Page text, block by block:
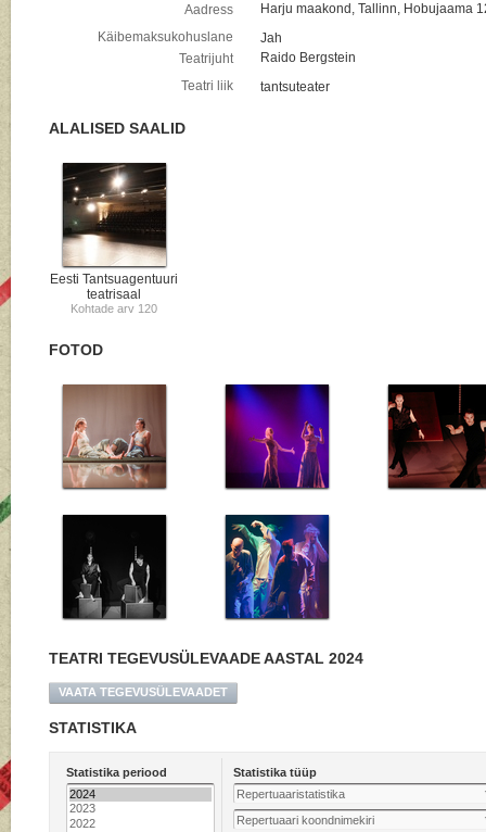
Aadress
Harju maakond, Tallinn,
Käibemaksukohuslane
Jah
Teatrijuht
Raido Bergstein
Teatri liik
tantsuteater
ALALISED SAALID
Eesti Tantsuagentuuri
teatrisaal
Kohtade arv 120
FOTOD
TEATRI TEGEVUSÜLEVAADE AASTAL 2024
VAATA TEGEVUSÜLEVAADET
STATISTIKA
Statistika periood
Statistika tüüp
Repertuaaristatistika
Repertuaari koondnimekiri